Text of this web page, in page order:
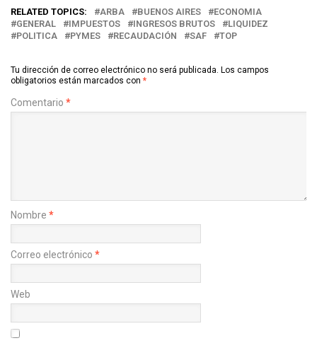
RELATED TOPICS: ARBA BUENOS AIRES
ECONOMIA
GENERAL
IMPUESTOS INGRESOS BRUTOS
LIQUIDEZ
POLITICA
PYMES RECAUDACIÓN SAF TOP
Tu dirección de correo electrónico no será publicada. Los campos
obligatorios están marcados con *
Comentario *
Nombre *
Correo electrónico *
Web